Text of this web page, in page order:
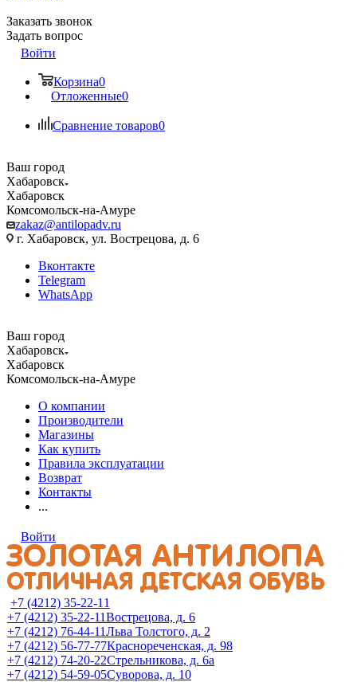
Заказать звонок
Задать вопрос
Войти
Корзина0
Отложенные0
Сравнение товаров0
Ваш город
Хабаровск
Хабаровск
Комсомольск-на-Амуре
zakaz@antilopadv.ru
г. Хабаровск, ул. Вострецова, д. 6
Вконтакте
Telegram
WhatsApp
Ваш город
Хабаровск
Хабаровск
Комсомольск-на-Амуре
О компании
Производители
Магазины
Как купить
Правила эксплуатации
Возврат
Контакты
...
Войти
+7 (4212) 35-22-11
+7 (4212) 35-22-11Вострецова, д. 6
+7 (4212) 76-44-11Льва Толстого, д. 2
+7 (4212) 56-77-77Краснореченская, д. 98
+7 (4212) 74-20-22Стрельникова, д. 6а
+7 (4212) 54-59-05Суворова, д. 10